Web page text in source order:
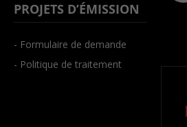
PROJETS D’ÉMISSION
- Formulaire de demande
- Politique de traitement